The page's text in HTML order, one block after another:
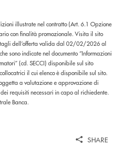
illustrate nel contratto (Art. 6.1 Opzione
con finalità promozionale. Visita il sito
dell’offerta valida dal 02/02/2026 al
sono indicate nel documento “Informazioni
(cd. SECCI) disponibile sul sito
il cui elenco è disponibile sul sito.
a valutazione e approvazione di
requisiti necessari in capo al richiedente.
Banca.
SHARE